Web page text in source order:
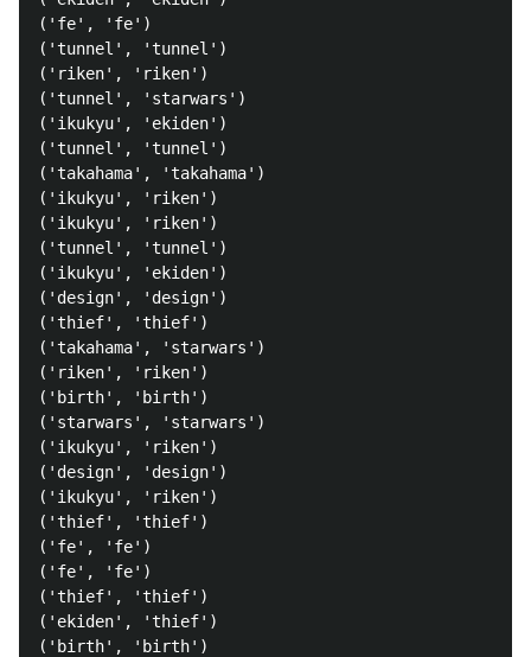
('fe', 'fe')
('tunnel', 'tunnel')
('riken', 'riken')
('tunnel', 'starwars')
('ikukyu', 'ekiden')
('tunnel', 'tunnel')
('takahama', 'takahama')
('ikukyu', 'riken')
('ikukyu', 'riken')
('tunnel', 'tunnel')
('ikukyu', 'ekiden')
('design', 'design')
('thief', 'thief')
('takahama', 'starwars')
('riken', 'riken')
('birth', 'birth')
('starwars', 'starwars')
('ikukyu', 'riken')
('design', 'design')
('ikukyu', 'riken')
('thief', 'thief')
('fe', 'fe')
('fe', 'fe')
('thief', 'thief')
('ekiden', 'thief')
('birth', 'birth')